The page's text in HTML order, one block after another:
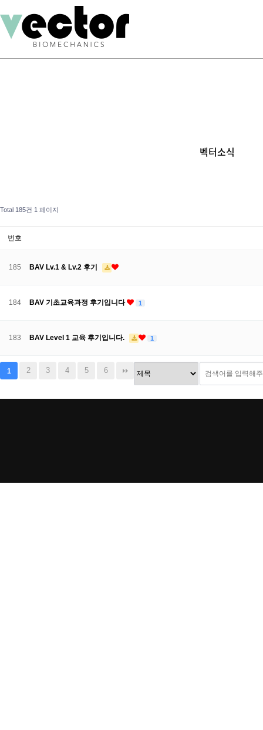
벡터소식
Total 185건 1 페이지
번호
185 BAV Lv.1 & Lv.2 후기
184 BAV 기초교육과정 후기입니다 1
183 BAV Level 1 교육 후기입니다. 1
1 2 3 4 5 6